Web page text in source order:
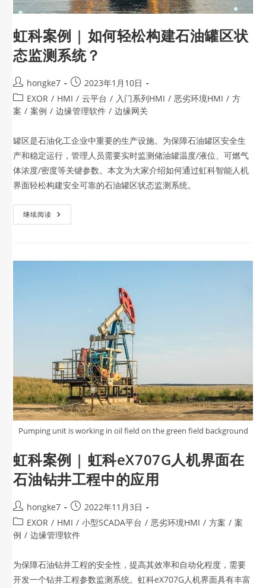
虹科案例 | 如何轻松构建石油罐区状
态监测系统？
hongke7
2023年1月10日
EXOR / HMI / 云平台 / 入门系列HMI / 恶劣环境HMI / 方
案 / 案例 / 边缘管理软件 / 边缘网关
罐区是石油化工企业中重要的生产设施。为保障石油罐区安全生
产和稳定运行，管理人员需要实时监测储油罐温度/液位、可燃气
体浓度/密度等关键参数。本文为大家介绍如何通过虹科智能人机
界面轻松构建安全可靠的石油罐区状态监测系统。
继续阅读
Pumping unit is working in oil field on the green field background
虹科案例 | 虹科eX707G人机界面在
石油钻井工程中的应用
hongke7
2022年11月3日
EXOR / HMI / 小型SCADA平台 / 恶劣环境HMI / 方案 / 案
例 / 边缘管理软件
为保障石油钻井工程的安全性，提高其效率和自动化程度，需要
开发一个钻井工程参数监测系统。虹科eX707G人机界面具有丰富